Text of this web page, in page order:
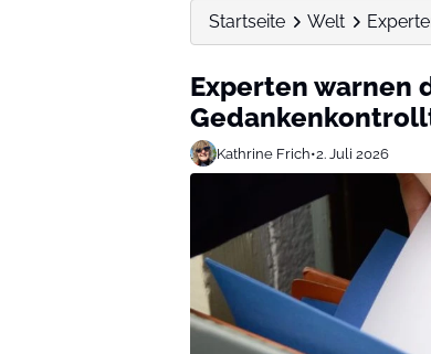
Startseite Welt
Experten warnen
Kathrine Frich•2. Juli 2026